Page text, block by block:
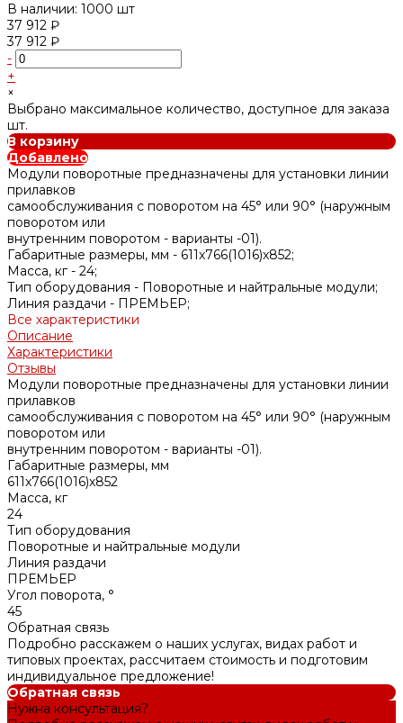
В наличии: 1000 шт
37 912 ₽
37 912 ₽
-
+
×
Выбрано максимальное количество, доступное для заказа
шт.
В корзину
Добавлено
Модули поворотные предназначены для установки линии
прилавков
самообслуживания с поворотом на 45° или 90° (наружным
поворотом или
внутренним поворотом - варианты -01).
Габаритные размеры, мм - 611x766(1016)x852;
Масса, кг - 24;
Тип оборудования - Поворотные и найтральные модули;
Линия раздачи - ПРЕМЬЕР;
Все характеристики
Описание
Характеристики
Отзывы
Модули поворотные предназначены для установки линии
прилавков
самообслуживания с поворотом на 45° или 90° (наружным
поворотом или
внутренним поворотом - варианты -01).
Габаритные размеры, мм
611x766(1016)x852
Масса, кг
24
Тип оборудования
Поворотные и найтральные модули
Линия раздачи
ПРЕМЬЕР
Угол поворота, °
45
Обратная связь
Подробно расскажем о наших услугах, видах работ и
типовых проектах, рассчитаем стоимость и подготовим
индивидуальное предложение!
Обратная связь
Нужна консультация?